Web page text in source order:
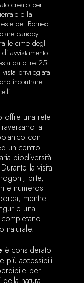
creato per
e la
del Borneo.
canopy
le cime degli
avvistamento
da oltre 25
privilegiata
incontrare
offre una rete
la
con
un centro
biodiversità
la visita
pitte,
e numerosi
mentre
e una
naturale.
è considerato
più accessibili
per